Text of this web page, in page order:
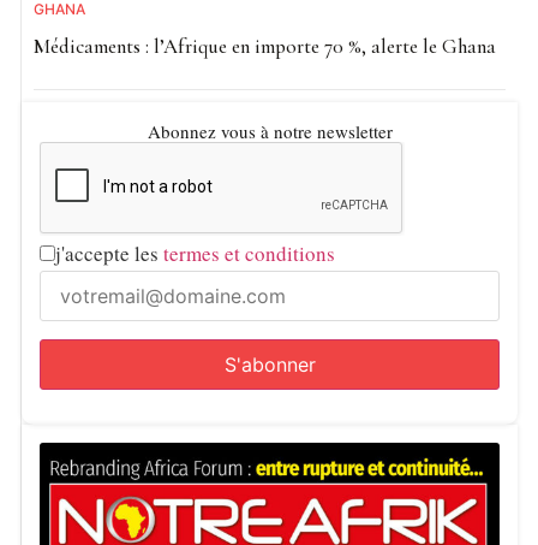
GHANA
Médicaments : l’Afrique en importe 70 %, alerte le Ghana
Abonnez vous à notre newsletter
j'accepte les termes et conditions